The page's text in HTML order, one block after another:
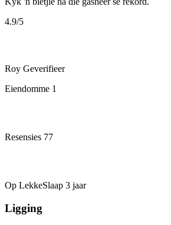
4.9/5
Roy Geverifieer
Eiendomme 1
Resensies 77
Op LekkeSlaap 3 jaar
Ligging